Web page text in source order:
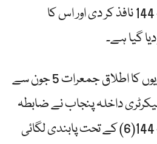
سے صوبے بھر میں دفعہ 144 نافذ کر دی اور اس کا
گیا ہے۔
دفعہ 144 کے تحت پابندیوں کا اطلاق جمعرات 5 جون سے
سیکرٹری داخلہ پنجاب نے ضابطہ
فوجداری 1898 کی دفعہ 144(6) کے تحت پابندی لگائی